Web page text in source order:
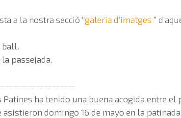
a la nostra secció “galeria d’imatges ”
ball.
passejada.
ha tenido una buena acogida entre el
domingo 16 de mayo en la